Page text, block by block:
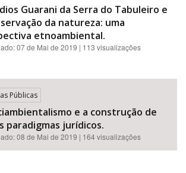
Guarani da Serra do Tabuleiro e
da natureza: uma
etnoambiental.
07 de Mai de 2019 | 113 visualizações
Públicas
e a construção de
paradigmas jurídicos.
08 de Mai de 2019 | 164 visualizações